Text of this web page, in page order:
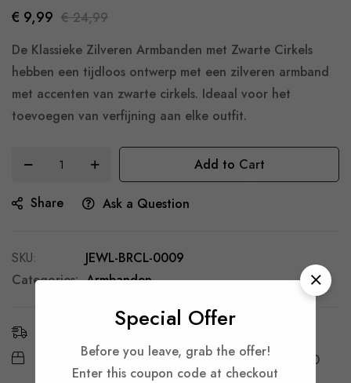
Special Offer
Before you leave, grab the offer!
Enter this coupon code at checkout
the
images
gallery
€ 9,99 € 24,99
De Klassieke Zilveren Armbanden met Zwarte Cirkels
hebben een tijdloos ontwerp met een zilveren armband
met accenten van zwarte cirkels. Ideaal voor het
toevoegen van verfijning aan elke outfit.
Add to Cart
Share Ask a Question
SKU
JEWL-BRCL-0009
Categories: Armbanden
Estimated Delivery:
Free Shipping & Returns: On all orders over € 30